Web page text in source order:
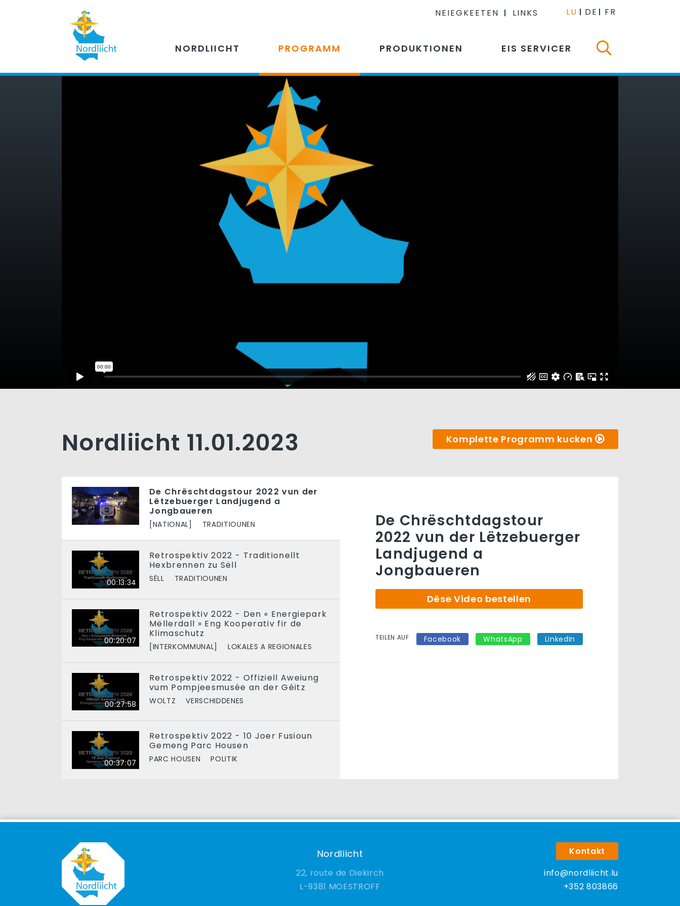
NEIEGKEETEN LINKS LU DE FR
NORDLIICHT PROGRAMM PRODUKTIONEN EIS SERVICER
Nordliicht 11.01.2023 Komplette Programm kucken
De Chrëschtdagstour 2022 vun der
Lëtzebuerger Landjugend a
Jongbaueren
[NATIONAL] TRADITIOUNEN
00:13:34
Retrospektiv 2022 - Traditionellt
Hexbrennen zu Sëll
SËLL TRADITIOUNEN
00:20:07
Retrospektiv 2022 - Den « Energiepark
Mëllerdall » Eng Kooperativ fir de
Klimaschutz
[INTERKOMMUNAL] LOKALES A REGIONALES
00:27:58
Retrospektiv 2022 - Offiziell Aweiung
vum Pompjeesmusée an der Géitz
WOLTZ VERSCHIDDENES
00:37:07
Retrospektiv 2022 - 10 Joer Fusioun
Gemeng Parc Housen
PARC HOUSEN POLITIK
De Chrëschtdagstour
2022 vun der Lëtzebuerger
Landjugend a
Jongbaueren
Dëse Video bestellen
TEILEN AUF Facebook WhatsApp LinkedIn
Nordliicht
22, route de Diekirch
9381 MOESTROFF
Kontakt
info@nordliicht.lu
+352 803866